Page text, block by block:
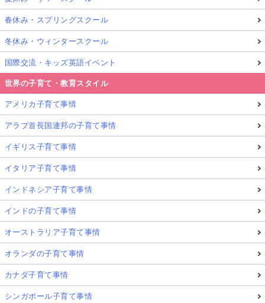
マレーシア親子留学に強いルシュエットのオフィスが入るビルの
ルシュエット
のオフィスがあるマレーシア・クアラ
ルンプール（特に日本人に人気のモントキアラ地区）
は、日本人駐在家族も多い地域で、日本食レストラン
や日系クリニックがあるなど、初めてでも過ごしやす
い環境が整っているのではじめてのマレーシア滞在を
いきなり海外で全部が未知は困る…
という不安を減らしながら、英語環境に触れられるの
春休み・スプリングスクール
冬休み・ウィンタースクール
国際交流・キッズ英語イベント
世界の子育て・教育スタイル
アメリカ子育て事情
アラブ首長国連邦の子育て事情
イギリス子育て事情
イタリア子育て事情
インドネシア子育て事情
インドの子育て事情
オーストラリア子育て事情
オランダの子育て事情
カナダ子育て事情
シンガポール子育て事情